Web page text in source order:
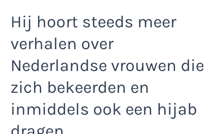
Hij hoort steeds meer
verhalen over
Nederlandse vrouwen die
zich bekeerden en
inmiddels ook een hijab